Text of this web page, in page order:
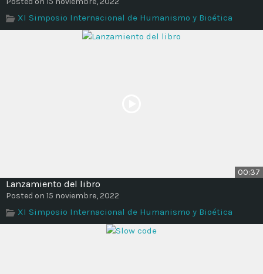
XI Simposio Internacional de Humanismo y Bioética
00:37
Lanzamiento del libro
Posted on 15 noviembre, 2022
XI Simposio Internacional de Humanismo y Bioética